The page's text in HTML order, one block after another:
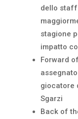
dello
stagione
impatto
Forward
giocatore
Sgarzi
Back of